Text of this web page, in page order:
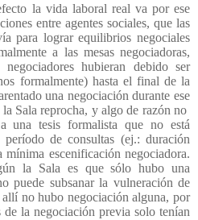
la vida laboral real va por ese
entre agentes sociales, que las
para lograr equilibrios negociales
a las mesas negociadoras,
hubieran debido ser
formalmente) hasta el final de la
una negociación durante ese
Sala reprocha, y algo de razón no
una tesis formalista que no está
de consultas (ej.: duración
escenificación negociadora.
la Sala es que sólo hubo una
puede subsanar la vulneración de
no hubo negociación alguna, por
de la negociación previa solo tenían